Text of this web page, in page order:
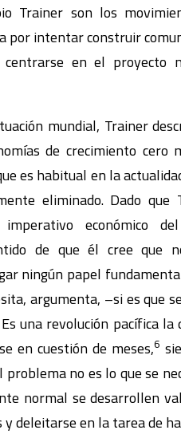
Trainer son los
por intentar construir
en el proyecto
mundial, Trainer
de crecimiento cero
es habitual en la
eliminado. Dado que
económico
de que él cree que
ningún papel
argumenta, –si es que
una revolución pacífica
en cuestión de meses,6
no es lo que se
normal se desarrollen
deleitarse en la tarea de